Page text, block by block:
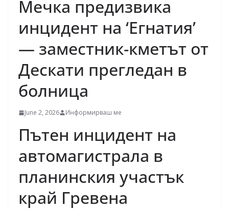
Мечка предизвика
инцидент на ‘Егнатия’
— заместник-кметът от
Дескати прегледан в
болница
June 2, 2026 Информирваш ме
Пътен инцидент на
автомагистрала в
планинския участък
край Гревена